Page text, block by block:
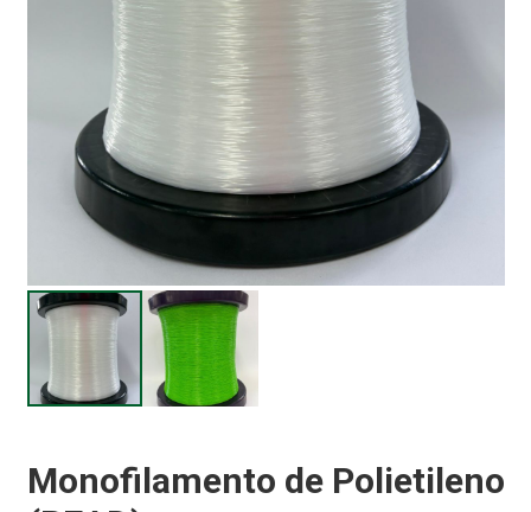
Monofilamento de Polietileno